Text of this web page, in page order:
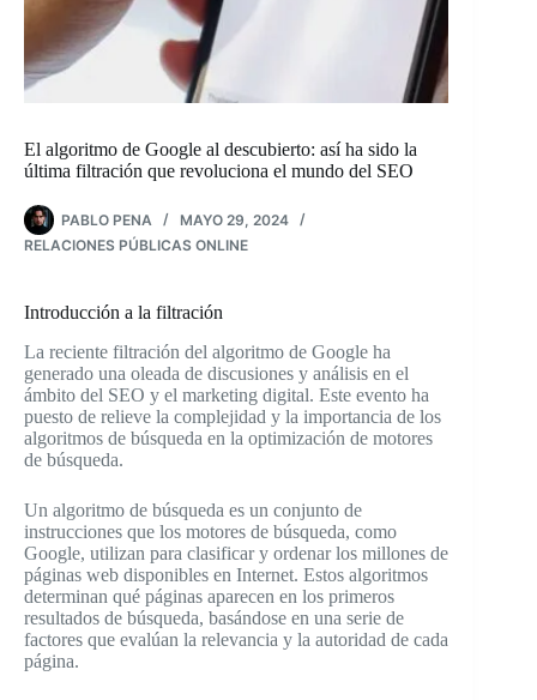
El algoritmo de Google al descubierto: así ha sido la
última filtración que revoluciona el mundo del SEO
PABLO PENA
MAYO 29, 2024
RELACIONES PÚBLICAS ONLINE
Introducción a la filtración
La reciente filtración del algoritmo de Google ha
generado una oleada de discusiones y análisis en el
ámbito del SEO y el marketing digital. Este evento ha
puesto de relieve la complejidad y la importancia de los
algoritmos de búsqueda en la optimización de motores
de búsqueda.
Un algoritmo de búsqueda es un conjunto de
instrucciones que los motores de búsqueda, como
Google, utilizan para clasificar y ordenar los millones de
páginas web disponibles en Internet. Estos algoritmos
determinan qué páginas aparecen en los primeros
resultados de búsqueda, basándose en una serie de
factores que evalúan la relevancia y la autoridad de cada
página.